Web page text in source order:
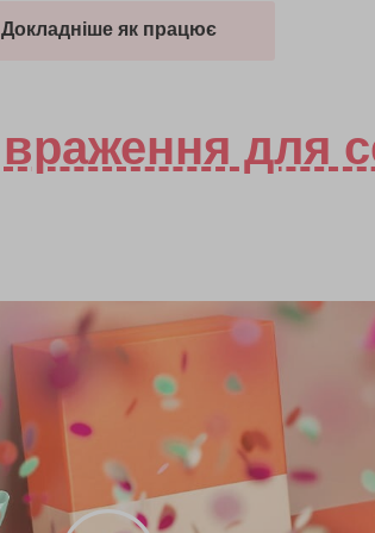
Докладніше як працює
враження для